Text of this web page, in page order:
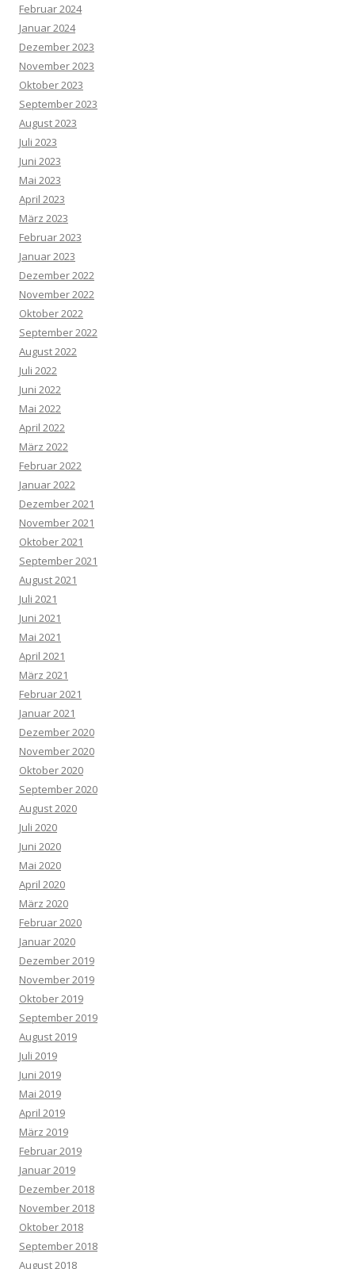
Februar 2024
Januar 2024
Dezember 2023
November 2023
Oktober 2023
September 2023
August 2023
Juli 2023
Juni 2023
Mai 2023
April 2023
März 2023
Februar 2023
Januar 2023
Dezember 2022
November 2022
Oktober 2022
September 2022
August 2022
Juli 2022
Juni 2022
Mai 2022
April 2022
März 2022
Februar 2022
Januar 2022
Dezember 2021
November 2021
Oktober 2021
September 2021
August 2021
Juli 2021
Juni 2021
Mai 2021
April 2021
März 2021
Februar 2021
Januar 2021
Dezember 2020
November 2020
Oktober 2020
September 2020
August 2020
Juli 2020
Juni 2020
Mai 2020
April 2020
März 2020
Februar 2020
Januar 2020
Dezember 2019
November 2019
Oktober 2019
September 2019
August 2019
Juli 2019
Juni 2019
Mai 2019
April 2019
März 2019
Februar 2019
Januar 2019
Dezember 2018
November 2018
Oktober 2018
September 2018
August 2018